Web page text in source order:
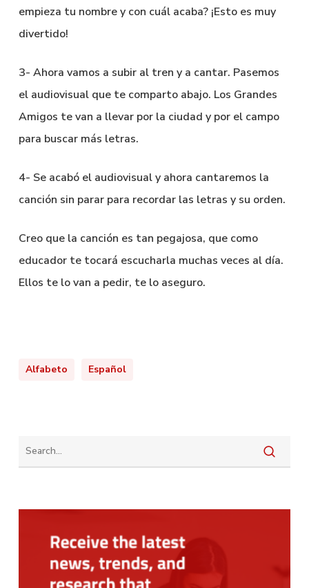
empieza tu nombre y con cuál acaba? ¡Esto es muy
divertido!
3- Ahora vamos a subir al tren y a cantar. Pasemos
el audiovisual que te comparto abajo. Los Grandes
Amigos te van a llevar por la ciudad y por el campo
para buscar más letras.
4- Se acabó el audiovisual y ahora cantaremos la
canción sin parar para recordar las letras y su orden.
Creo que la canción es tan pegajosa, que como
educador te tocará escucharla muchas veces al día.
Ellos te lo van a pedir, te lo aseguro.
Alfabeto Español